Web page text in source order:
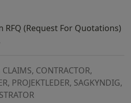
(Request For Quotations)
CONTRACTOR,
PROJEKTLEDER, SAGKYNDIG,